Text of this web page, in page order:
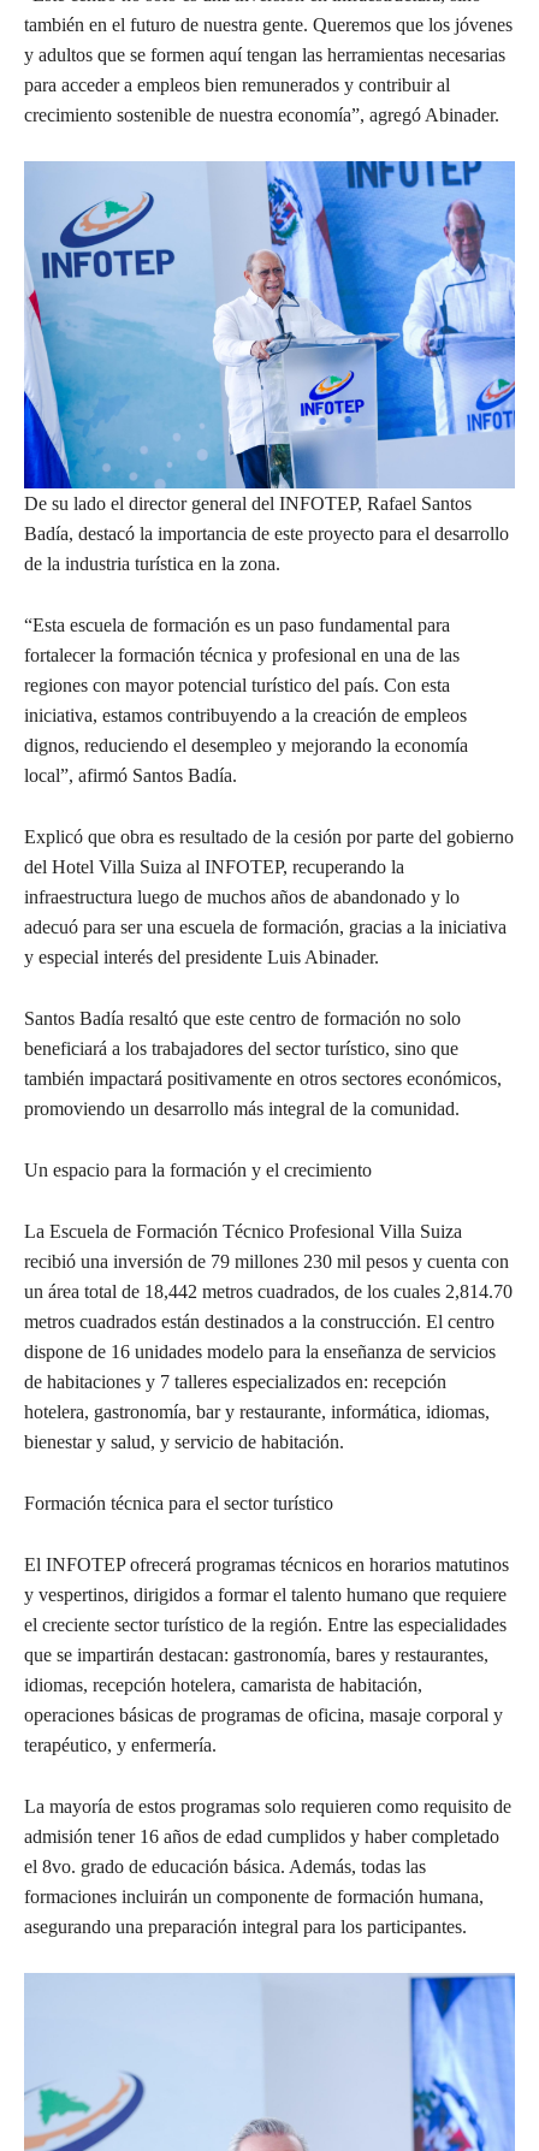
también en el futuro de nuestra gente. Queremos que los jóvenes
y adultos que se formen aquí tengan las herramientas necesarias
para acceder a empleos bien remunerados y contribuir al
crecimiento sostenible de nuestra economía”, agregó Abinader.
De su lado el director general del INFOTEP, Rafael Santos
Badía, destacó la importancia de este proyecto para el desarrollo
de la industria turística en la zona.
“Esta escuela de formación es un paso fundamental para
fortalecer la formación técnica y profesional en una de las
regiones con mayor potencial turístico del país. Con esta
iniciativa, estamos contribuyendo a la creación de empleos
dignos, reduciendo el desempleo y mejorando la economía
local”, afirmó Santos Badía.
Explicó que obra es resultado de la cesión por parte del gobierno
del Hotel Villa Suiza al INFOTEP, recuperando la
infraestructura luego de muchos años de abandonado y lo
adecuó para ser una escuela de formación, gracias a la iniciativa
y especial interés del presidente Luis Abinader.
Santos Badía resaltó que este centro de formación no solo
beneficiará a los trabajadores del sector turístico, sino que
también impactará positivamente en otros sectores económicos,
promoviendo un desarrollo más integral de la comunidad.
Un espacio para la formación y el crecimiento
La Escuela de Formación Técnico Profesional Villa Suiza
recibió una inversión de 79 millones 230 mil pesos y cuenta con
un área total de 18,442 metros cuadrados, de los cuales 2,814.70
metros cuadrados están destinados a la construcción. El centro
dispone de 16 unidades modelo para la enseñanza de servicios
de habitaciones y 7 talleres especializados en: recepción
hotelera, gastronomía, bar y restaurante, informática, idiomas,
bienestar y salud, y servicio de habitación.
Formación técnica para el sector turístico
El INFOTEP ofrecerá programas técnicos en horarios matutinos
y vespertinos, dirigidos a formar el talento humano que requiere
el creciente sector turístico de la región. Entre las especialidades
que se impartirán destacan: gastronomía, bares y restaurantes,
idiomas, recepción hotelera, camarista de habitación,
operaciones básicas de programas de oficina, masaje corporal y
terapéutico, y enfermería.
La mayoría de estos programas solo requieren como requisito de
admisión tener 16 años de edad cumplidos y haber completado
el 8vo. grado de educación básica. Además, todas las
formaciones incluirán un componente de formación humana,
asegurando una preparación integral para los participantes.